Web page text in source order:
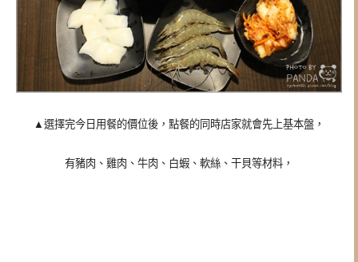
▲選擇完今日用餐的價位後，點餐的同時店家就會先上基本盤，
有豬肉、雞肉、牛肉、白蝦、軟絲、干貝等材料，